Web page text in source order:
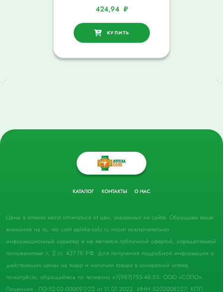
424,94 ₽
КУПИТЬ
КАТАЛОГ КОНТАКТЫ О НАС
Цены в аптеках могут отличаться от цен, указанных на сайте. Обращаем ваше
внимание на то, что сайт apteka-solo.ru носит исключительно
информационный характер и не является публичной офертой, определяемой
положениями п. 2 ст. 437 ГК РФ. Для получения подробной информации о
действующих ценах на товар и наличии товара в конкретной аптеке,
пожалуйста, обращайтесь по телефону +7(987)755-48-55. ООО «СОЛО».
Лицензия - ЛО-52-02-000097/22 от 11.07.2022. ИНН 5202008227; КПП